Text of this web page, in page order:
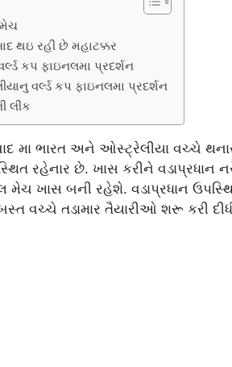
થઇ રહી છે મહાટક્કર
કપ ફાઇનલમા પ્રદર્શન
વર્લ્ડ કપ ફાઇનલમા પ્રદર્શન
લીંક
મા ભારત અને ઓસ્ટ્રેલીયા વચ્ચે
રહેનાર છે. ખાસ કરીને વડાપ્રધાન
ખાસ બની રહેશે. વડાપ્રધાન
વચ્ચે તડામાર તૈયારીઓ શરૂ કરી